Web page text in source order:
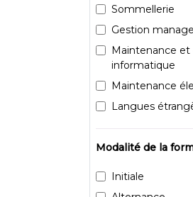
Sommellerie
Gestion
Maintenance
informatique
Maintenance
Langues
Modalité de la
Initiale